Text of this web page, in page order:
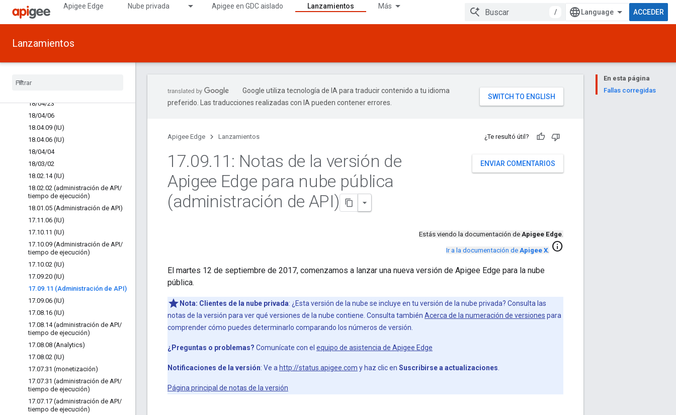
Apigee Edge Nube privada Apigee en GDC aislado Lanzamientos Más
/ ACCEDER
Lanzamientos
18/06/08
18/06/06
18/05/10
Versión beta de los destinos
18/04/23
18/04/06
18.04.09 (IU)
18.04.06 (IU)
18/04/04
18/03/02
18.02.14 (IU)
18.02.02 (administración de API/
tiempo de ejecución)
18.01 .05 (Administración de API)
17.11 .06 (IU)
17.10.11 (IU)
17.10.09 (Administración de API/
tiempo de ejecución)
17.10.02 (IU)
17.09.20 (IU)
17.09.11 (Administración de API)
17.09.06 (IU)
17.08.16 (IU)
17.08.14 (administración de API/
tiempo de ejecución)
17.08.08 (Analytics)
17.08.02 (IU)
17.07.31 (monetización)
17.07.31 (administración de API/
tiempo de ejecución)
17.07.17 (administración de API/
tiempo de ejecución)
En esta página
Fallas corregidas
Google utiliza tecnología de IA para traducir contenido a tu idioma
preferido. Las traducciones realizadas con IA pueden contener errores.
Apigee Edge Lanzamientos ¿Te resultó útil?
ENVIAR COMENTARIOS
17.09.11: Notas de la versión de
Apigee Edge para nube pública
(administración de API)
Estás viendo la documentación de Apigee Edge.
Ir a la documentación de Apigee X. info
El martes 12 de septiembre de 2017, comenzamos a lanzar una nueva versión de Apigee Edge para la nube
pública.
Nota: Clientes de la nube privada: ¿Esta versión de la nube se incluye en tu versión de la nube privada? Consulta las
notas de la versión para ver qué versiones de la nube contiene. Consulta también Acerca de la numeración de versiones para
comprender cómo puedes determinarlo comparando los números de versión.
¿Preguntas o problemas? Comunícate con el equipo de asistencia de Apigee Edge
Notificaciones de la versión: Ve a http://status.apigee.com y haz clic en Suscribirse a actualizaciones
Página principal de notas de la versión